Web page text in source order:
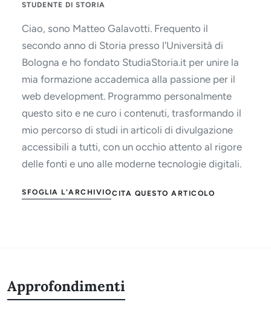
STUDENTE DI STORIA
Ciao, sono Matteo Galavotti. Frequento il
secondo anno di Storia presso l'Università di
Bologna e ho fondato StudiaStoria.it per unire la
mia formazione accademica alla passione per il
web development. Programmo personalmente
questo sito e ne curo i contenuti, trasformando il
mio percorso di studi in articoli di divulgazione
accessibili a tutti, con un occhio attento al rigore
delle fonti e uno alle moderne tecnologie digitali.
SFOGLIA L'ARCHIVIOCITA QUESTO ARTICOLO
Approfondimenti